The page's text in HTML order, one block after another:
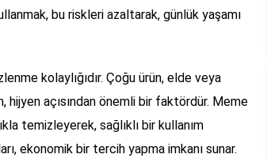
bu riskleri azaltarak, günlük yaşamı
kolaylığıdır. Çoğu ürün, elde veya
hijyen açısından önemli bir faktördür. Meme
temizleyerek, sağlıklı bir kullanım
ekonomik bir tercih yapma imkanı sunar.